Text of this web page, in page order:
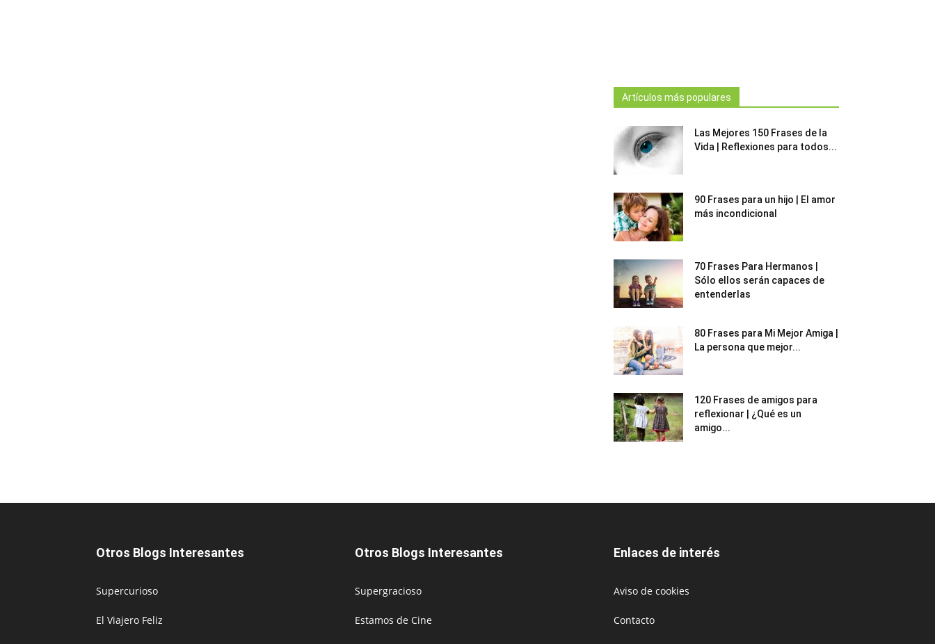
Artículos más populares
Las Mejores 150 Frases de la
Vida | Reflexiones para todos...
90 Frases para un hijo | El amor
más incondicional
70 Frases Para Hermanos |
Sólo ellos serán capaces de
entenderlas
80 Frases para Mi Mejor Amiga |
La persona que mejor...
120 Frases de amigos para
reflexionar | ¿Qué es un
amigo...
Otros Blogs Interesantes
Supercurioso
El Viajero Feliz
Otros Blogs Interesantes
Supergracioso
Estamos de Cine
Enlaces de interés
Aviso de cookies
Contacto